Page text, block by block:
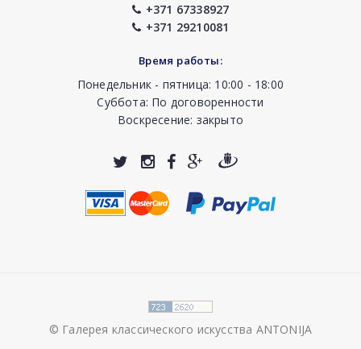
+371 67338927
+371 29210081
Время работы:
Понедельник - пятница: 10:00 - 18:00
Суббота: По договоренности
Воскресение: закрыто
© Галерея классического искусства ANTONIJA